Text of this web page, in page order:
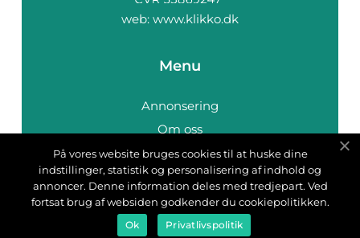
web: www.klikko.dk
Menu
Annonsering
Om oss
Cookies
Kontakta oss
Sitemap
På vores website bruges cookies til at huske dine
indstillinger, statistik og personalisering af indhold og
annoncer. Denne information deles med tredjepart. Ved
fortsat brug af websiden godkender du cookiepolitikken.
Ok Privatlivspolitik